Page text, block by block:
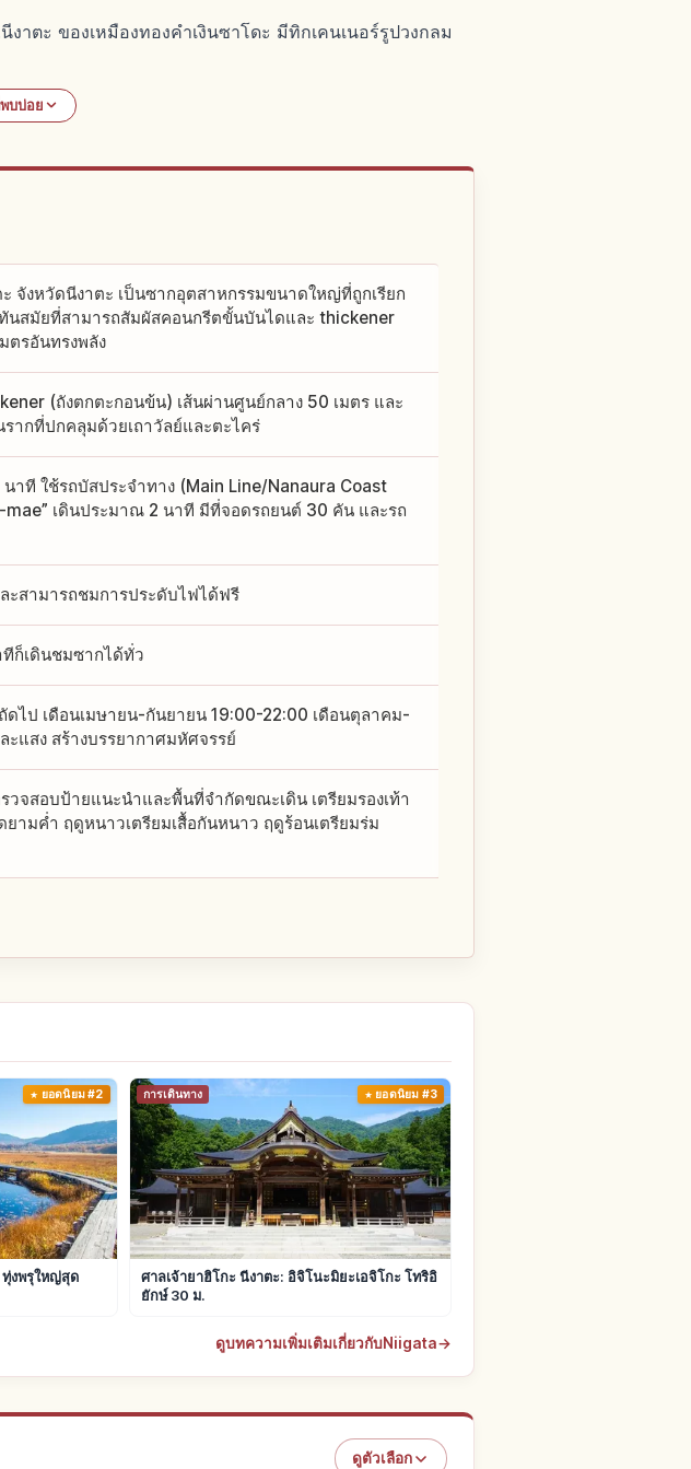
าตะ ของเหมืองทองคำเงินซาโดะ มีทิกเคนเนอร์รูปวงกลม
บบ่อย
จังหวัดนีงาตะ เป็นซากอุตสาหกรรมขนาดใหญ่ที่ถูกเรียก
นสมัยที่สามารถสัมผัสคอนกรีตขั้นบันไดและ thickener
ตรอันทรงพลัง
(ถังตกตะกอนข้น) เส้นผ่านศูนย์กลาง 50 เมตร และ
ากที่ปกคลุมด้วยเถาวัลย์และตะไคร่
าที ใช้รถบัสประจำทาง (Main Line/Nanaura Coast
mae” เดินประมาณ 2 นาที มีที่จอดรถยนต์ 30 คัน และรถ
ะสามารถชมการประดับไฟได้ฟรี
ก็เดินชมซากได้ทั่ว
ไป เดือนเมษายน-กันยายน 19:00-22:00 เดือนตุลาคม-
แสง สร้างบรรยากาศมหัศจรรย์
จสอบป้ายแนะนำและพื้นที่จำกัดขณะเดิน เตรียมรองเท้า
ามค่ำ ฤดูหนาวเตรียมเสื้อกันหนาว ฤดูร้อนเตรียมร่ม
ยอดนิยม #2
ทุ่งพรุใหญ่สุด
การเดินทาง ยอดนิยม #3
ศาลเจ้ายาฮิโกะ นีงาตะ: อิจิโนะมิยะเอจิโกะ โทริอิ
ยักษ์ 30 ม.
ดูบทความเพิ่มเติมเกี่ยวกับNiigata→
ดูตัวเลือก